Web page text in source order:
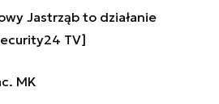
Jastrząb to działanie
TV]
MK